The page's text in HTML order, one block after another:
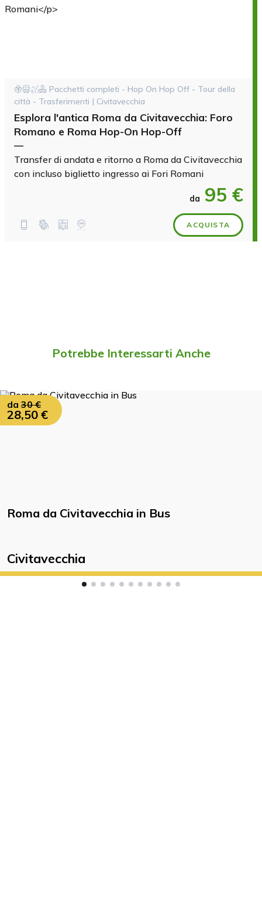
Pacchetti completi - Hop On Hop Off - Tour della
città - Trasferimenti | Civitavecchia
Esplora l'antica Roma da Civitavecchia: Foro
Romano e Roma Hop-On Hop-Off
—
Transfer di andata e ritorno a Roma da Civitavecchia
con incluso biglietto ingresso ai Fori Romani
da 95 €
ACQUISTA
Potrebbe Interessarti Anche
da 30 €
28,50 €
Roma da Civitavecchia in Bus
Civitavecchia